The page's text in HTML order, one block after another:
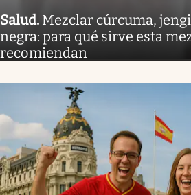
Salud. Mezclar cúrcuma,
negra: para qué sirve esta
recomiendan